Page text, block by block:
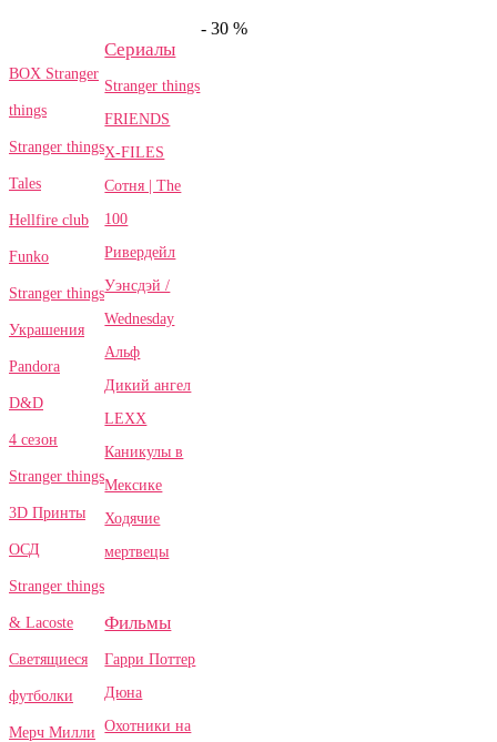
BOX Stranger
things
Stranger things
Tales
Hellfire club
Funko
Stranger things
Украшения
Pandora
D&D
4 сезон
Stranger things
3D Принты
ОСД
Stranger things
& Lacoste
Светящиеся
футболки
Мерч Милли
Сериалы
Stranger things
FRIENDS
X-FILES
Сотня | The
100
Ривердейл
Уэнсдэй /
Wednesday
Альф
Дикий ангел
LEXX
Каникулы в
Мексике
Ходячие
мертвецы
Фильмы
Гарри Поттер
Дюна
Охотники на
- 30 %